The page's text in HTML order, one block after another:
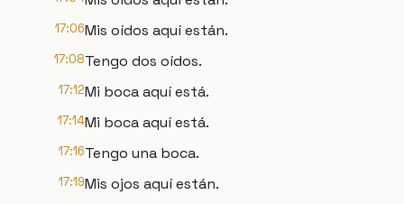
17:06Mis oídos aquí están.
17:08Tengo dos oídos.
17:12Mi boca aquí está.
17:14Mi boca aquí está.
17:16Tengo una boca.
17:19Mis ojos aquí están.